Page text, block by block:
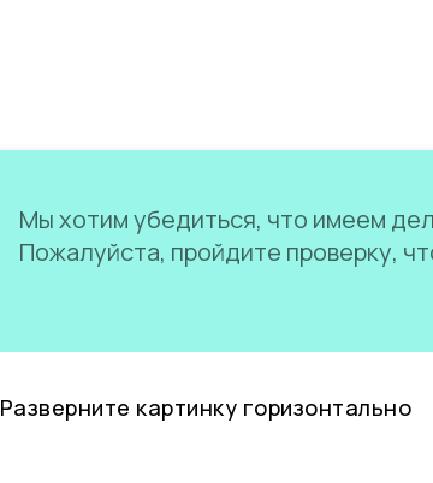
Мы хотим убедиться, что имеем
Пожалуйста, пройдите проверку,
Разверните картинку горизонтально